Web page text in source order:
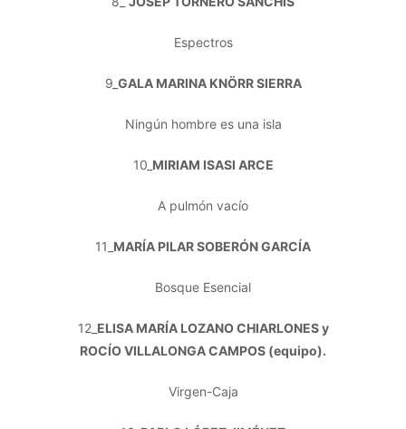
Espectros
9_ GALA MARINA KNÖRR SIERRA
Ningún hombre es una isla
10_ MIRIAM ISASI ARCE
A pulmón vacío
11_ MARÍA PILAR SOBERÓN GARCÍA
Bosque Esencial
12_ ELISA MARÍA LOZANO CHIARLONES y
ROCÍO VILLALONGA CAMPOS (equipo).
Virgen-Caja